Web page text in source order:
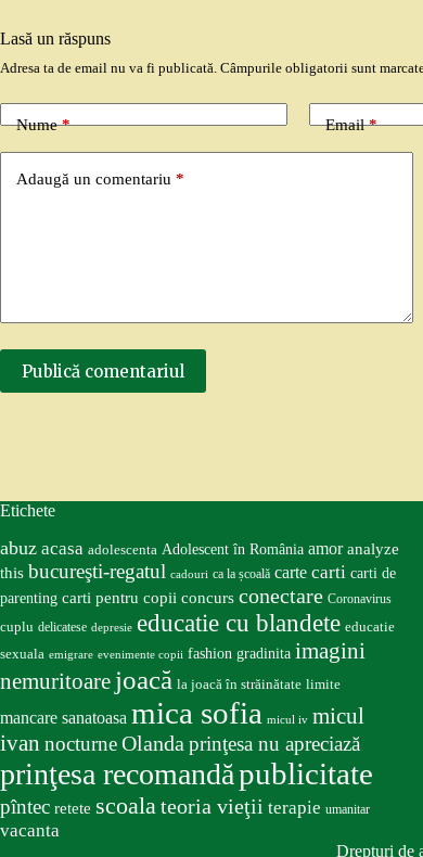
Lasă un răspuns
Adresa ta de email nu va fi publicată. Câmpurile obligatorii sunt
Nume* Email*
Adaugă un comentariu *
Publică comentariul
Etichete
abuz acasa adolescenta Adolescent în România amor analyze
this bucureşti-regatul cadouri ca la școală carte carti carti de
parenting carti pentru copii concurs conectare Coronavirus
cuplu delicatese depresie educatie cu blandete educatie
sexuala emigrare evenimente copii fashion gradinita imagini
nemuritoare joacă la joacă în străinătate limite
mancare sanatoasa mica sofia micul iv micul
ivan nocturneOlanda prinţesa nu apreciază
prinţesa recomandăpublicitate
pîntec retete scoalateoria vieţii terapie umanitar
vacanta
Drepturi de